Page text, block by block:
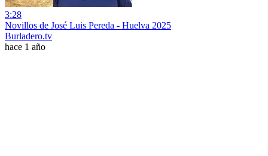
3:28
Novillos de José Luis Pereda - Huelva 2025
Burladero.tv
hace 1 año